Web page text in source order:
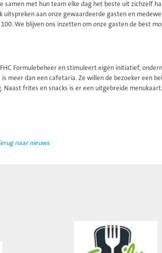
met hun team elke dag het beste uit zichzelf
aan onze gewaardeerde gasten en
We blijven ons inzetten om onze gasten de best
Formulebeheer en stimuleert eigen initiatief,
meer dan een cafetaria. Ze willen de bezoeker een
frites en snacks is er een uitgebreide
naar nieuws